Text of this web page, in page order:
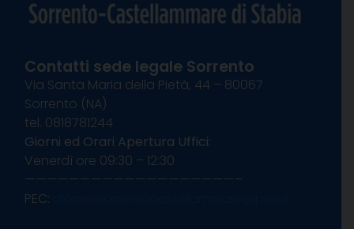
Contatti sede legale Sorrento
Via Santa Maria della Pietà, 44 – 80067
Sorrento (NA)
tel. 0818781244
Giorni ed Orari Apertura Uffici:
Venerdì ore 09:30 – 12:30
———————————————————–
PEC: